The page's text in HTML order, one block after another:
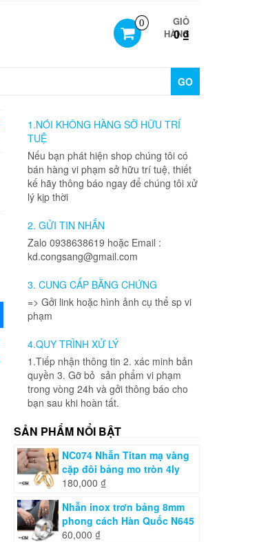
0
GIỎ
HÀNG
0 ₫
GO
1.NÓI KHÔNG HÀNG SỠ HỮU TRÍ
TUỆ
Nếu bạn phát hiện shop chúng tôi có
bán hàng vi phạm sở hữu trí tuệ, thiết
kế hãy thông báo ngay để chúng tôi xử
lý kịp thời
2. GỬI TIN NHẮN
Zalo 0938638619 hoặc Email :
kd.congsang@gmail.com
3. CUNG CẤP BẰNG CHỨNG
=> Gởi link hoặc hình ảnh cụ thể sp vi
phạm
4.QUY TRÌNH XỬ LÝ
1.Tiếp nhận thông tin 2. xác minh bản
quyền 3. Gỡ bỏ sản phẩm vi phạm
trong vòng 24h và gởi thông báo cho
bạn sau khi hoàn tất.
SẢN PHẨM NỔI BẬT
NC074 Nhẫn Titan mạ vàng
cặp đôi bảng mo tròn 4ly
180,000 ₫
Nhẫn inox trơn bảng 8mm
phong cách Hàn Quốc N645
60,000 ₫